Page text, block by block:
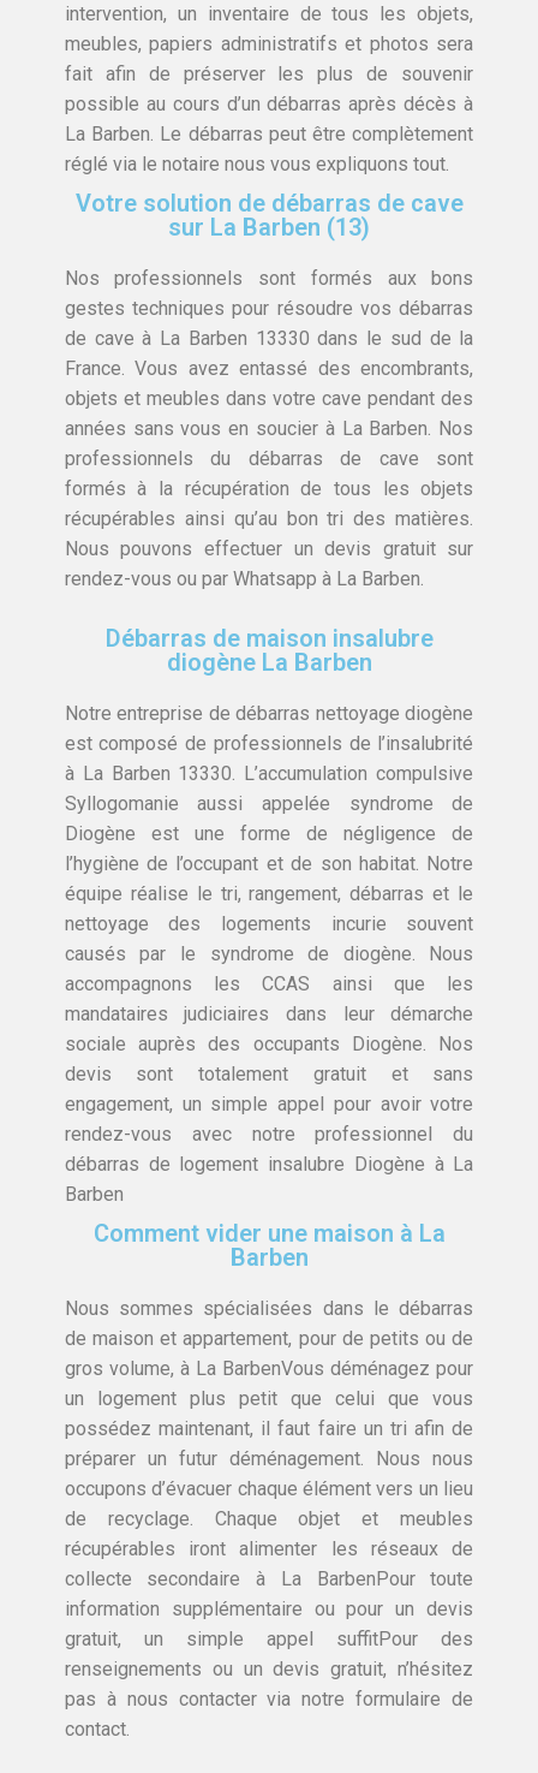
intervention, un inventaire de tous les objets,
meubles, papiers administratifs et photos sera
fait afin de préserver les plus de souvenir
possible au cours d’un débarras après décès à
La Barben. Le débarras peut être complètement
réglé via le notaire nous vous expliquons tout.
Votre solution de débarras de cave
sur La Barben (13)
Nos professionnels sont formés aux bons
gestes techniques pour résoudre vos débarras
de cave à La Barben 13330 dans le sud de la
France. Vous avez entassé des encombrants,
objets et meubles dans votre cave pendant des
années sans vous en soucier à La Barben. Nos
professionnels du débarras de cave sont
formés à la récupération de tous les objets
récupérables ainsi qu’au bon tri des matières.
Nous pouvons effectuer un devis gratuit sur
rendez-vous ou par Whatsapp à La Barben.
Débarras de maison insalubre
diogène La Barben
Notre entreprise de débarras nettoyage diogène
est composé de professionnels de l’insalubrité
à La Barben 13330. L’accumulation compulsive
Syllogomanie aussi appelée syndrome de
Diogène est une forme de négligence de
l’hygiène de l’occupant et de son habitat. Notre
équipe réalise le tri, rangement, débarras et le
nettoyage des logements incurie souvent
causés par le syndrome de diogène. Nous
accompagnons les CCAS ainsi que les
mandataires judiciaires dans leur démarche
sociale auprès des occupants Diogène. Nos
devis sont totalement gratuit et sans
engagement, un simple appel pour avoir votre
rendez-vous avec notre professionnel du
débarras de logement insalubre Diogène à La
Barben
Comment vider une maison à La
Barben
Nous sommes spécialisées dans le débarras
de maison et appartement, pour de petits ou de
gros volume, à La BarbenVous déménagez pour
un logement plus petit que celui que vous
possédez maintenant, il faut faire un tri afin de
préparer un futur déménagement. Nous nous
occupons d’évacuer chaque élément vers un lieu
de recyclage. Chaque objet et meubles
récupérables iront alimenter les réseaux de
collecte secondaire à La BarbenPour toute
information supplémentaire ou pour un devis
gratuit, un simple appel suffitPour des
renseignements ou un devis gratuit, n’hésitez
pas à nous contacter via notre formulaire de
contact.